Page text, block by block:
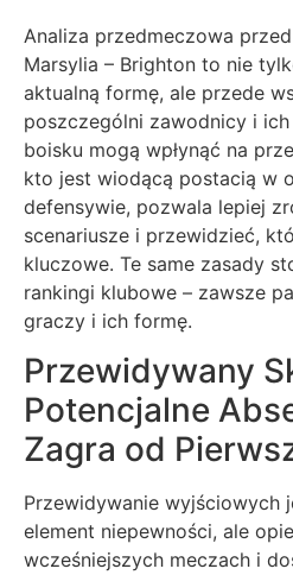
Analiza przedmeczowa
Marsylia – Brighton to nie
aktualną formę, ale przede
poszczególni zawodnicy i
boisku mogą wpłynąć na
kto jest wiodącą postacią w
defensywie, pozwala lepiej
scenariusze i przewidzieć,
kluczowe. Te same zasady
rankingi klubowe – zawsze
graczy i ich formę.
Przewidywany
Potencjalne
Zagra od
Przewidywanie wyjściowych
element niepewności, ale
wcześniejszych meczach i